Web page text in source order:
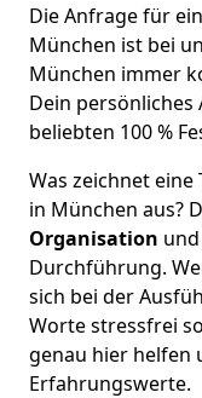
Die Anfrage für
München ist bei
München immer
Dein
beliebten 100 %
Was zeichnet
in München aus?
Organisation
Durchführung.
sich bei der
Worte stressfrei
genau hier helfen
Erfahrungswerte.